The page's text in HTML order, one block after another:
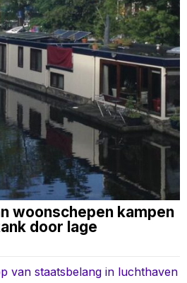
woonschepen kampen
door lage